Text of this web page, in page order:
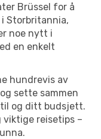
Brüssel for å
Storbritannia,
noe nytt i
en enkelt
hundrevis av
sette sammen
og ditt budsjett.
viktige reisetips –